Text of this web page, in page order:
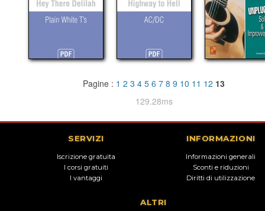
Pagine : 1 2 3 4 5 6 7 8 9 10 11 12 13
129.28ms
SERVIZI
Iscrizione gratuita
I corsi gratuiti
I vantaggi
INFORMAZIONI
Informazioni generali
Sconti e riduzioni
Diritti di utilizzazione
ALTRI